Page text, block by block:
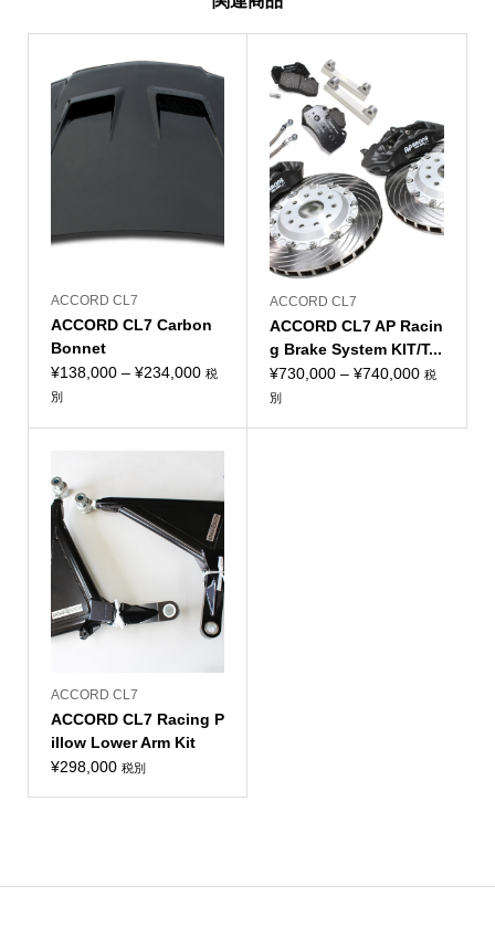
ACCORD CL7
ACCORD CL7 Carbon
Bonnet
¥138,000 – ¥234,000価
税
別
ACCORD CL7
ACCORD CL7 AP Racin
g Brake System KIT/T...
¥730,000 – ¥740,000価
税
別
ACCORD CL7
ACCORD CL7 Racing P
illow Lower Arm Kit
¥298,000 税別